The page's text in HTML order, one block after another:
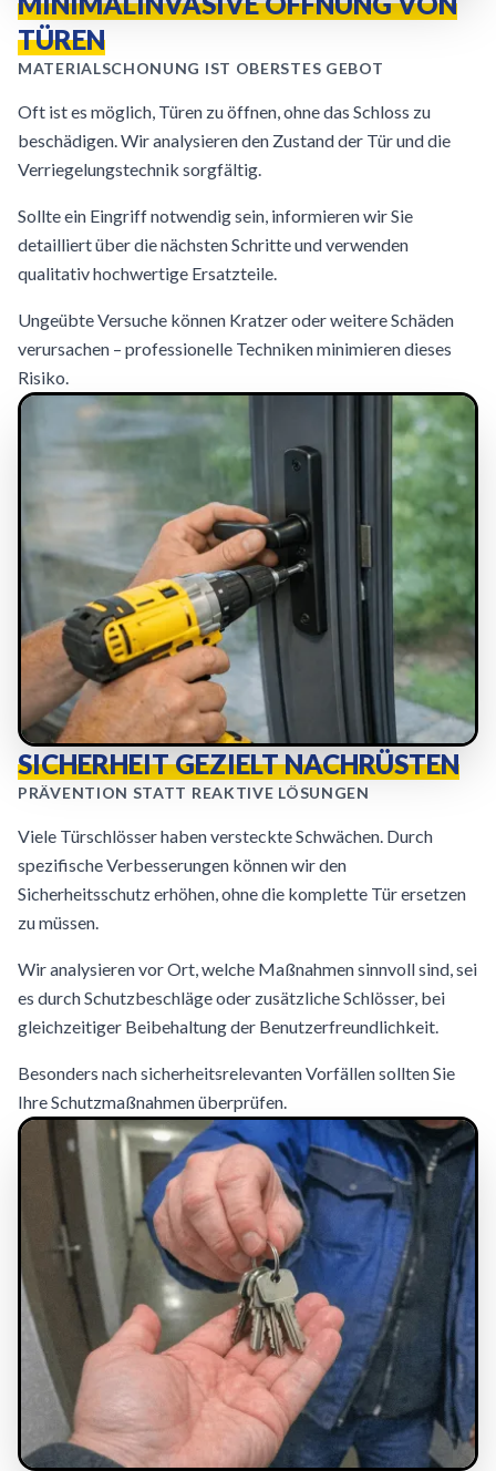
TÜREN
MATERIALSCHONUNG IST OBERSTES GEBOT
Oft ist es möglich, Türen zu öffnen, ohne das Schloss zu
beschädigen. Wir analysieren den Zustand der Tür und die
Verriegelungstechnik sorgfältig.
Sollte ein Eingriff notwendig sein, informieren wir Sie
detailliert über die nächsten Schritte und verwenden
qualitativ hochwertige Ersatzteile.
Ungeübte Versuche können Kratzer oder weitere Schäden
verursachen – professionelle Techniken minimieren dieses
Risiko.
SICHERHEIT GEZIELT NACHRÜSTEN
PRÄVENTION STATT REAKTIVE LÖSUNGEN
Viele Türschlösser haben versteckte Schwächen. Durch
spezifische Verbesserungen können wir den
Sicherheitsschutz erhöhen, ohne die komplette Tür ersetzen
zu müssen.
Wir analysieren vor Ort, welche Maßnahmen sinnvoll sind, sei
es durch Schutzbeschläge oder zusätzliche Schlösser, bei
gleichzeitiger Beibehaltung der Benutzerfreundlichkeit.
Besonders nach sicherheitsrelevanten Vorfällen sollten Sie
Ihre Schutzmaßnahmen überprüfen.